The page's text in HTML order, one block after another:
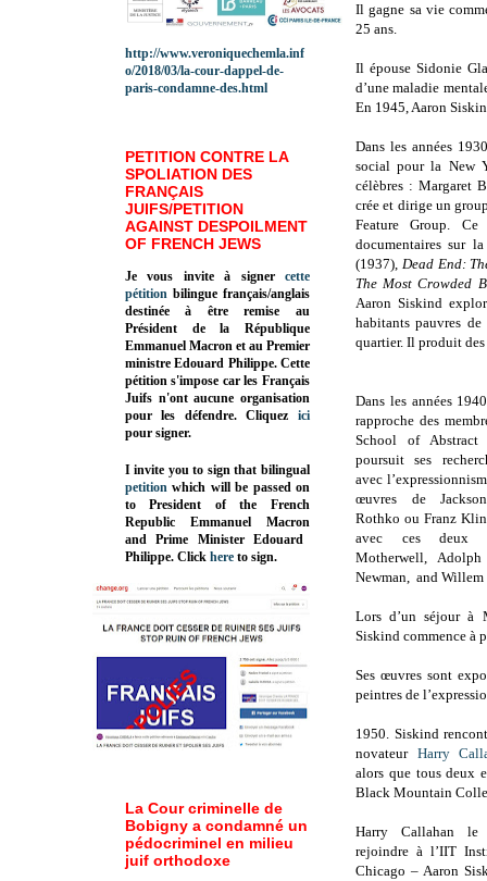
Il gagne sa vie
25 ans.
Il épouse Sidonie
d’une maladie
En 1945, Aaron
Dans les années
social pour la New
célèbres : Margaret
crée et dirige un
Feature Group.
documentaires sur
(1937), Dead End:
The Most Crowded
Aaron Siskind
habitants pauvres
quartier. Il produit des
Dans les années
rapproche des
School of Abstract
poursuit ses
avec
œuvres de
Rothko ou Franz
avec ces deux
Motherwell,
Newman, and
Lors d’un séjour à
Siskind commence à
Ses œuvres sont
peintres de
1950. Siskind
novateur Harry
alors que tous deux
Black Mountain
Harry Callahan
rejoindre à l’IIT
Chicago – Aaron
http://www.veroniquechemla.inf
o/2018/03/la-cour-dappel-de-
paris-condamne-des.html
PETITION CONTRE LA
SPOLIATION DES
FRANÇAIS
JUIFS/PETITION
AGAINST DESPOILMENT
OF FRENCH JEWS
Je vous invite à signer cette
pétition bilingue français/anglais
destinée à être remise au
Président de la République
Emmanuel Macron et au Premier
ministre Edouard Philippe. Cette
pétition s'impose car les Français
Juifs n'ont aucune organisation
pour les défendre. Cliquez
ici
pour signer.
I invite you to sign that bilingual
petition which will be passed on
to President of the French
Republic Emmanuel Macron
and Prime MinisterEdouard
Philippe. Click here to sign.
La Cour criminelle de
Bobigny a condamné un
pédocriminel en milieu
juif orthodoxe